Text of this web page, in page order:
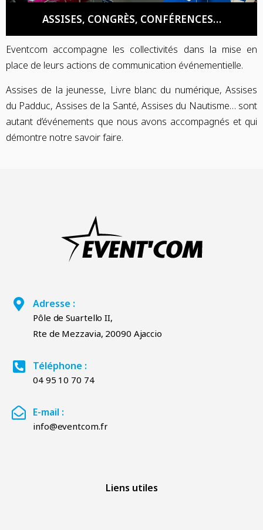
ASSISES, CONGRÈS, CONFÉRENCES…
Eventcom accompagne les collectivités dans la mise en
place de leurs actions de communication événementielle.
Assises de la jeunesse, Livre blanc du numérique, Assises
du Padduc, Assises de la Santé, Assises du Nautisme… sont
autant d’événements que nous avons accompagnés et qui
démontre notre savoir faire.
Adresse :
Pôle de Suartello II,
Rte de Mezzavia, 20090 Ajaccio
Téléphone :
04 95 10 70 74
E-mail :
info@eventcom.fr
Liens utiles